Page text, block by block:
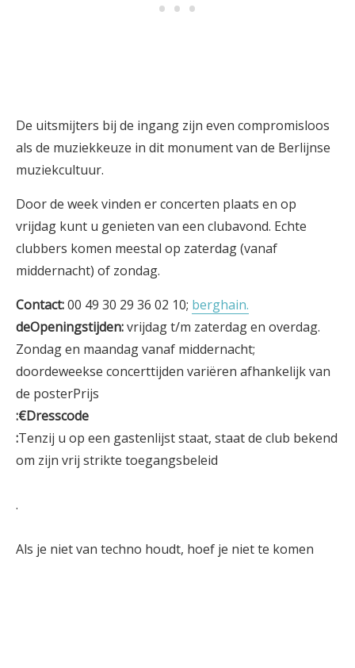
De uitsmijters bij de ingang zijn even compromisloos
als de muziekkeuze in dit monument van de Berlijnse
muziekcultuur.
Door de week vinden er concerten plaats en op
vrijdag kunt u genieten van een clubavond. Echte
clubbers komen meestal op zaterdag (vanaf
middernacht) of zondag.
Contact:00 49 30 29 36 02 10; berghain.
deOpeningstijden:vrijdag t/m zaterdag en overdag.
Zondag en maandag vanaf middernacht;
doordeweekse concerttijden variëren afhankelijk van
de posterPrijs
:€Dresscode
:Tenzij u op een gastenlijst staat, staat de club bekend
om zijn vrij strikte toegangsbeleid
.
Als je niet van techno houdt, hoef je niet te komen